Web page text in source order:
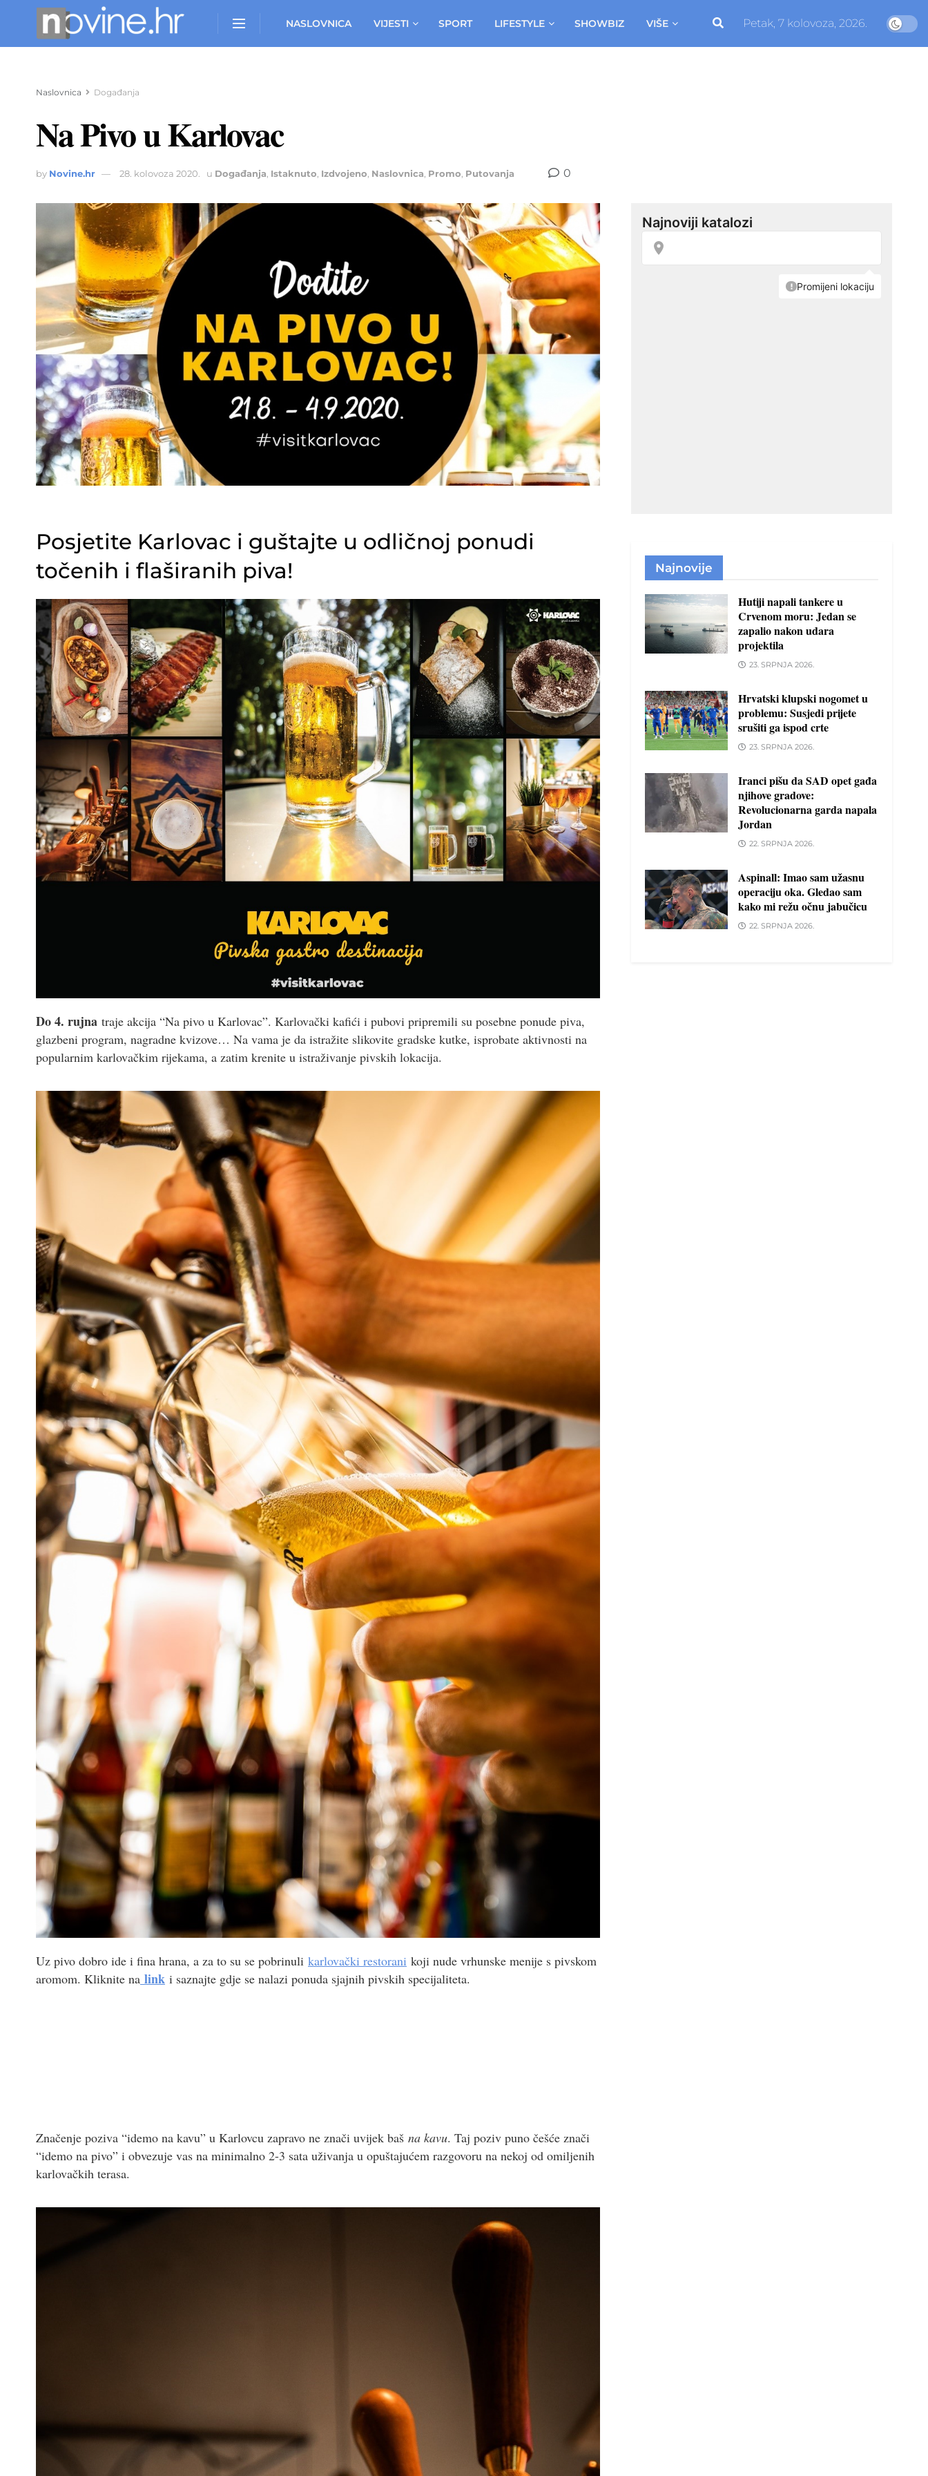
NASLOVNICA VIJESTI SPORT LIFESTYLE SHOWBIZ VIŠE Petak, 7 kolovoza, 2026.
Naslovnica Događanja
Na Pivo u Karlovac
by Novine.hr 28. kolovoza 2020. u Događanja Istaknuto Izdvojeno Naslovnica Promo Putovanja 0
Posjetite Karlovac i guštajte u odličnoj ponudi
točenih i flaširanih piva!
Do 4. rujna traje akcija “Na pivo u Karlovac”. Karlovački kafići i pubovi pripremili su posebne ponude piva,
glazbeni program, nagradne kvizove… Na vama je da istražite slikovite gradske kutke, isprobate aktivnosti na
popularnim karlovačkim rijekama, a zatim krenite u istraživanje pivskih lokacija.
Uz pivo dobro ide i fina hrana, a za to su se pobrinuli karlovački restorani koji nude vrhunske menije s pivskom
aromom. Kliknite na link i saznajte gdje se nalazi ponuda sjajnih pivskih specijaliteta.
Značenje poziva “idemo na kavu” u Karlovcu zapravo ne znači uvijek baš na kavu. Taj poziv puno češće znači
“idemo na pivo” i obvezuje vas na minimalno 2-3 sata uživanja u opuštajućem razgovoru na nekoj od omiljenih
karlovačkih terasa.
Najnovije
Hutiji napali tankere u
Crvenom moru: Jedan se
zapalio nakon udara
projektila
23. SRPNJA 2026.
Hrvatski klupski nogomet u
problemu: Susjedi prijete
srušiti ga ispod crte
23. SRPNJA 2026.
Iranci pišu da SAD opet gađa
njihove gradove:
Revolucionarna garda napala
Jordan
22. SRPNJA 2026.
Aspinall: Imao sam užasnu
operaciju oka. Gledao sam
kako mi režu očnu jabučicu
22. SRPNJA 2026.